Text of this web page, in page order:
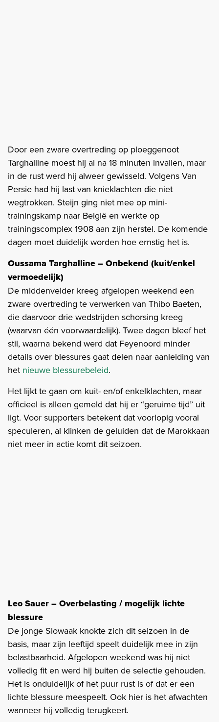
Door een zware overtreding op ploeggenoot
Targhalline moest hij al na 18 minuten invallen, maar
in de rust werd hij alweer gewisseld. Volgens Van
Persie had hij last van knieklachten die niet
wegtrokken. Steijn ging niet mee op mini-
trainingskamp naar België en werkte op
trainingscomplex 1908 aan zijn herstel. De komende
dagen moet duidelijk worden hoe ernstig het is.
Oussama Targhalline – Onbekend (kuit/enkel
vermoedelijk)
De middenvelder kreeg afgelopen weekend een
zware overtreding te verwerken van Thibo Baeten,
die daarvoor drie wedstrijden schorsing kreeg
(waarvan één voorwaardelijk). Twee dagen bleef het
stil, waarna bekend werd dat Feyenoord minder
details over blessures gaat delen naar aanleiding van
het nieuwe blessurebeleid.
Het lijkt te gaan om kuit- en/of enkelklachten, maar
officieel is alleen gemeld dat hij er “geruime tijd” uit
ligt. Voor supporters betekent dat voorlopig vooral
speculeren, al klinken de geluiden dat de Marokkaan
niet meer in actie komt dit seizoen.
Leo Sauer – Overbelasting / mogelijk lichte
blessure
De jonge Slowaak knokte zich dit seizoen in de
basis, maar zijn leeftijd speelt duidelijk mee in zijn
belastbaarheid. Afgelopen weekend was hij niet
volledig fit en werd hij buiten de selectie gehouden.
Het is onduidelijk of het puur rust is of dat er een
lichte blessure meespeelt. Ook hier is het afwachten
wanneer hij volledig terugkeert.